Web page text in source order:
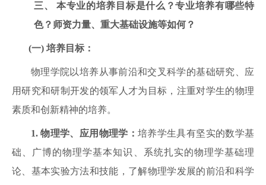
三、本专业的培养目标是什么？专业培养有哪些特
色？ 师资力量、重大基础设施等如何？
(一) 培养目标：
物理学院以培养从事前沿和交叉科学的基础研究、应
用研究和研制开发的领军人才为目标，注重对学生的物理
素质和创新精神的培养。
1.物理学、应用物理学：培养学生具有坚实的数学基
础、广博的物理学基本知识、系统扎实的物理学基础理
论、基本实验方法和技能，了解物理学发展的前沿和科学